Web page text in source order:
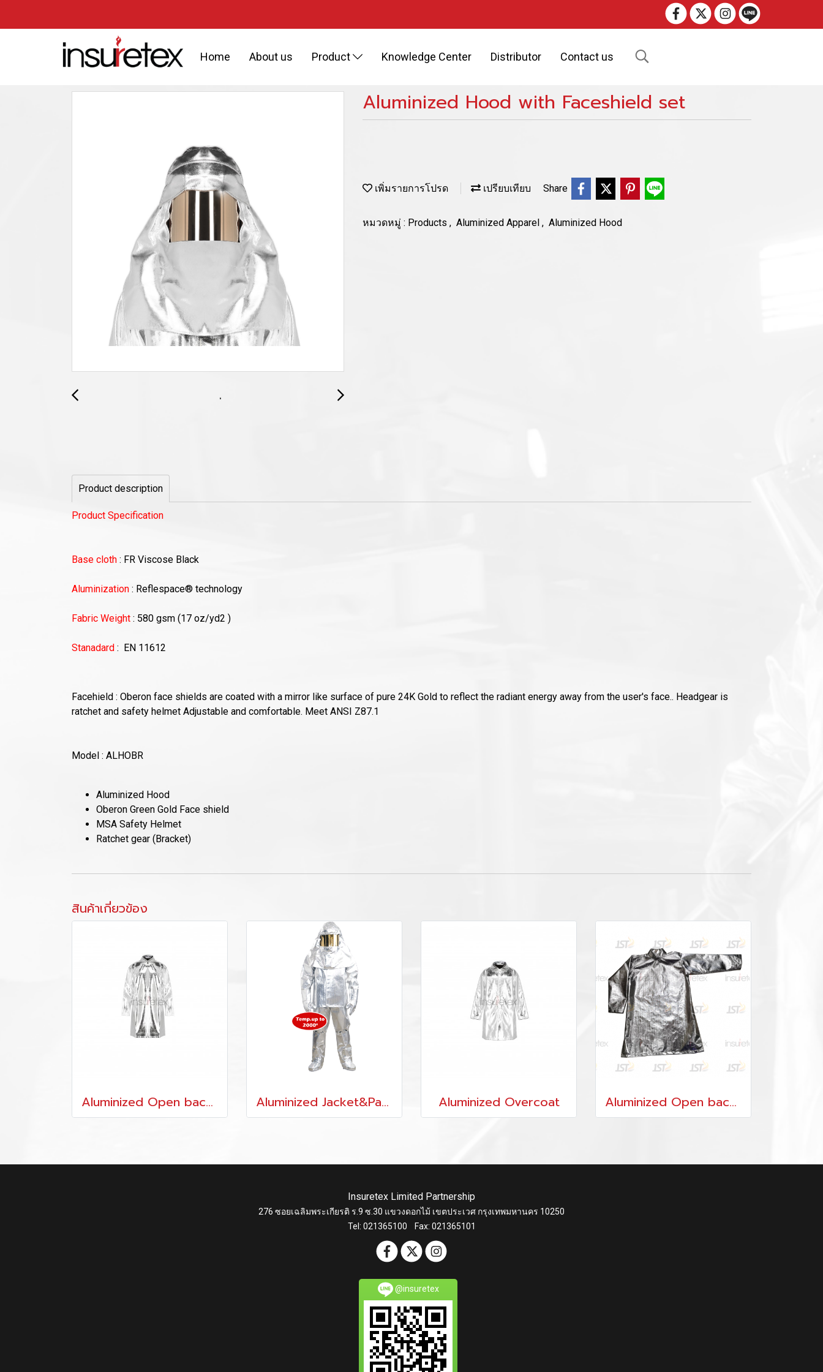
Home About us Product Knowledge Center Distributor Contact us
Aluminized Hood with Faceshield set
เพิ่มรายการโปรด เปรียบเทียบ Share
หมวดหมู่ : Products , Aluminized Apparel , Aluminized Hood
Product description
Product Specification
Base cloth : FR Viscose Black
Aluminization : Reflespace® technology
Fabric Weight : 580 gsm (17 oz/yd2 )
Stanadard : EN 11612
Facehield : Oberon face shields are coated with a mirror like surface of pure 24K Gold to reflect the radiant energy away from the user's face.. Headgear is
ratchet and safety helmet Adjustable and comfortable. Meet ANSI Z87.1
Model : ALHOBR
Aluminized Hood
Oberon Green Gold Face shield
MSA Safety Helmet
Ratchet gear (Bracket)
สินค้าเกี่ยวข้อง
Aluminized Open back Style Aluminized Jacket&Pants Aluminized Overcoat Aluminized Open back+ FR cotton liner
Insuretex Limited Partnership
276 ซอยเฉลิมพระเกียรติ ร.9 ซ.30 แขวงดอกไม้ เขตประเวศ กรุงเทพมหานคร 10250
Tel: 021365100 Fax: 021365101
@insuretex